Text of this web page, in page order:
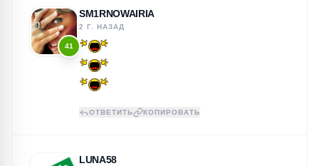
41
SM1RNOWAIRIA
2 Г. НАЗАД
ОТВЕТИТЬ КОПИРОВАТЬ
LUNA58